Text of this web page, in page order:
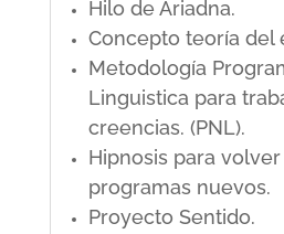
Hilo de Ariadna.
Concepto teoría del
Metodología
Linguistica para
creencias. (PNL).
Hipnosis para
programas nuevos.
Proyecto Sentido.